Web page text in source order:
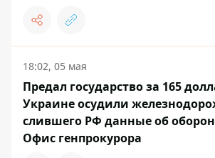
18:02, 05 мая
Предал государство за 165
Украине осудили
слившего РФ данные об
Офис генпрокурора